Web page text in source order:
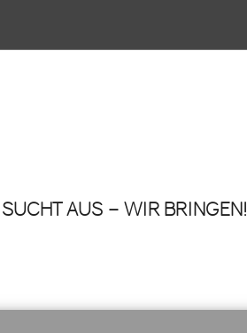
AUS – WIR BRINGEN!